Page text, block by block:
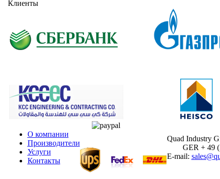
Клиенты
О компании
Производители
Услуги
Контакты
Quad Industry
GER + 49
E-mail: